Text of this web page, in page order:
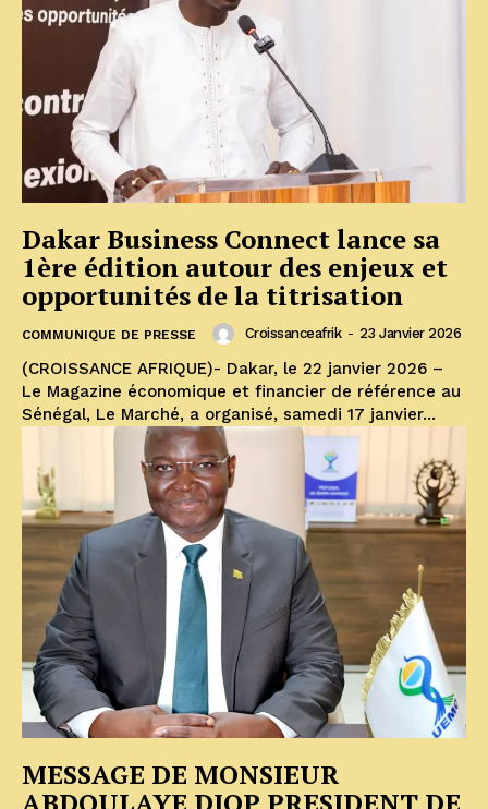
Dakar Business Connect lance sa
1ère édition autour des enjeux et
opportunités de la titrisation
COMMUNIQUE DE PRESSE Croissanceafrik - 23 Janvier 2026
(CROISSANCE AFRIQUE)- Dakar, le 22 janvier 2026 –
Le Magazine économique et financier de référence au
Sénégal, Le Marché, a organisé, samedi 17 janvier...
MESSAGE DE MONSIEUR